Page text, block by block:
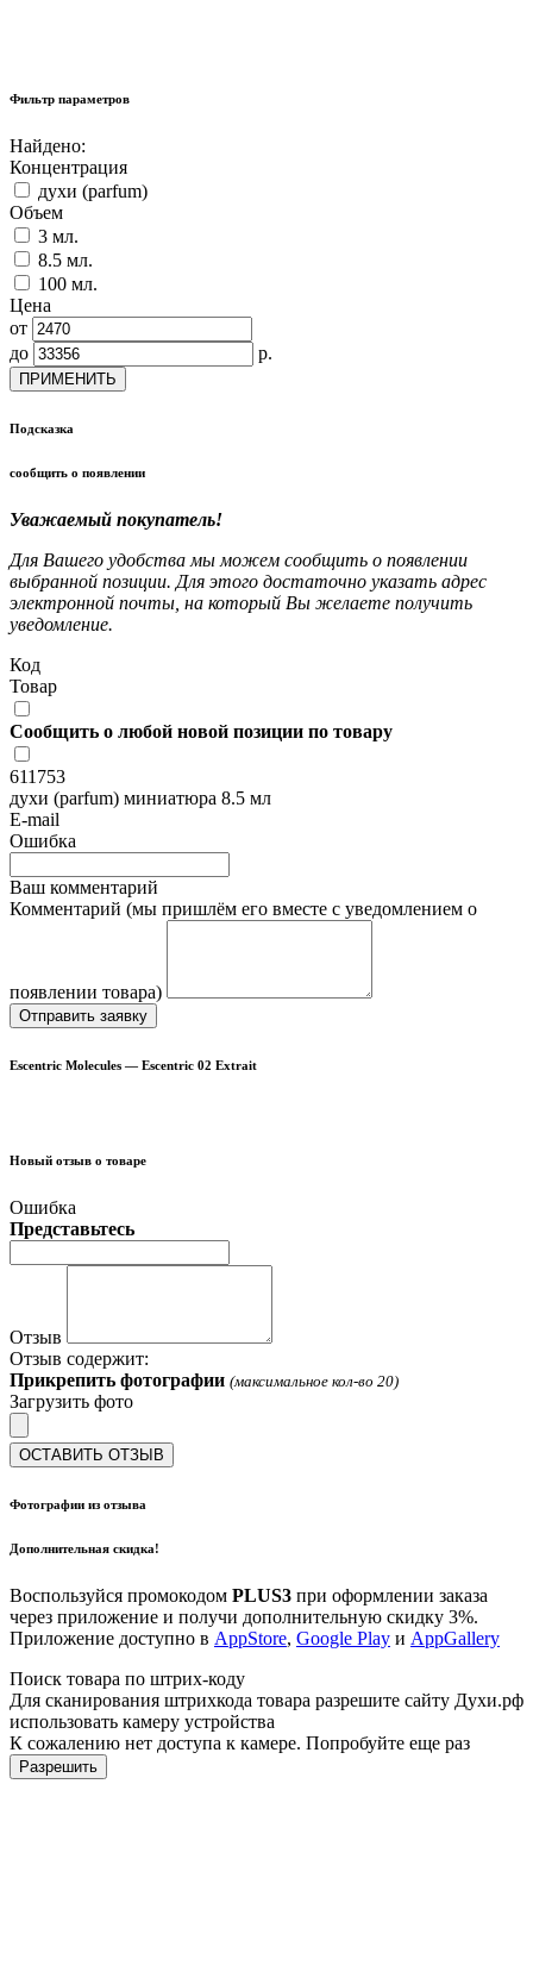
Фильтр параметров
Найдено:
Концентрация
духи (parfum)
Объем
3 мл.
8.5 мл.
100 мл.
Цена
от
до
р.
ПРИМЕНИТЬ
Подсказка
сообщить о появлении
Уважаемый покупатель!
Для Вашего удобства мы можем сообщить о появлении
выбранной позиции. Для этого достаточно указать адрес
электронной почты, на который Вы желаете получить
уведомление.
Код
Товар
Сообщить о любой новой позиции по товару
611753
духи (parfum) миниатюра 8.5 мл
E-mail
Ошибка
Ваш комментарий
Комментарий (мы пришлём его вместе с уведомлением о
появлении товара)
Отправить заявку
Escentric Molecules — Escentric 02 Extrait
Новый отзыв о товаре
Ошибка
Представьтесь
Отзыв
Отзыв содержит:
Прикрепить фотографии (максимальное кол-во 20)
Загрузить фото
ОСТАВИТЬ ОТЗЫВ
Фотографии из отзыва
Дополнительная скидка!
Воспользуйся промокодом PLUS3 при оформлении заказа
через приложение и получи дополнительную скидку 3%.
Приложение доступно в AppStore, Google Play и AppGallery
Поиск товара по штрих-коду
Для сканирования штрихкода товара разрешите сайту Духи.рф
использовать камеру устройства
К сожалению нет доступа к камере. Попробуйте еще раз
Разрешить